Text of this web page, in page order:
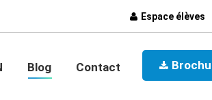
Espace élèves
Blog Contact